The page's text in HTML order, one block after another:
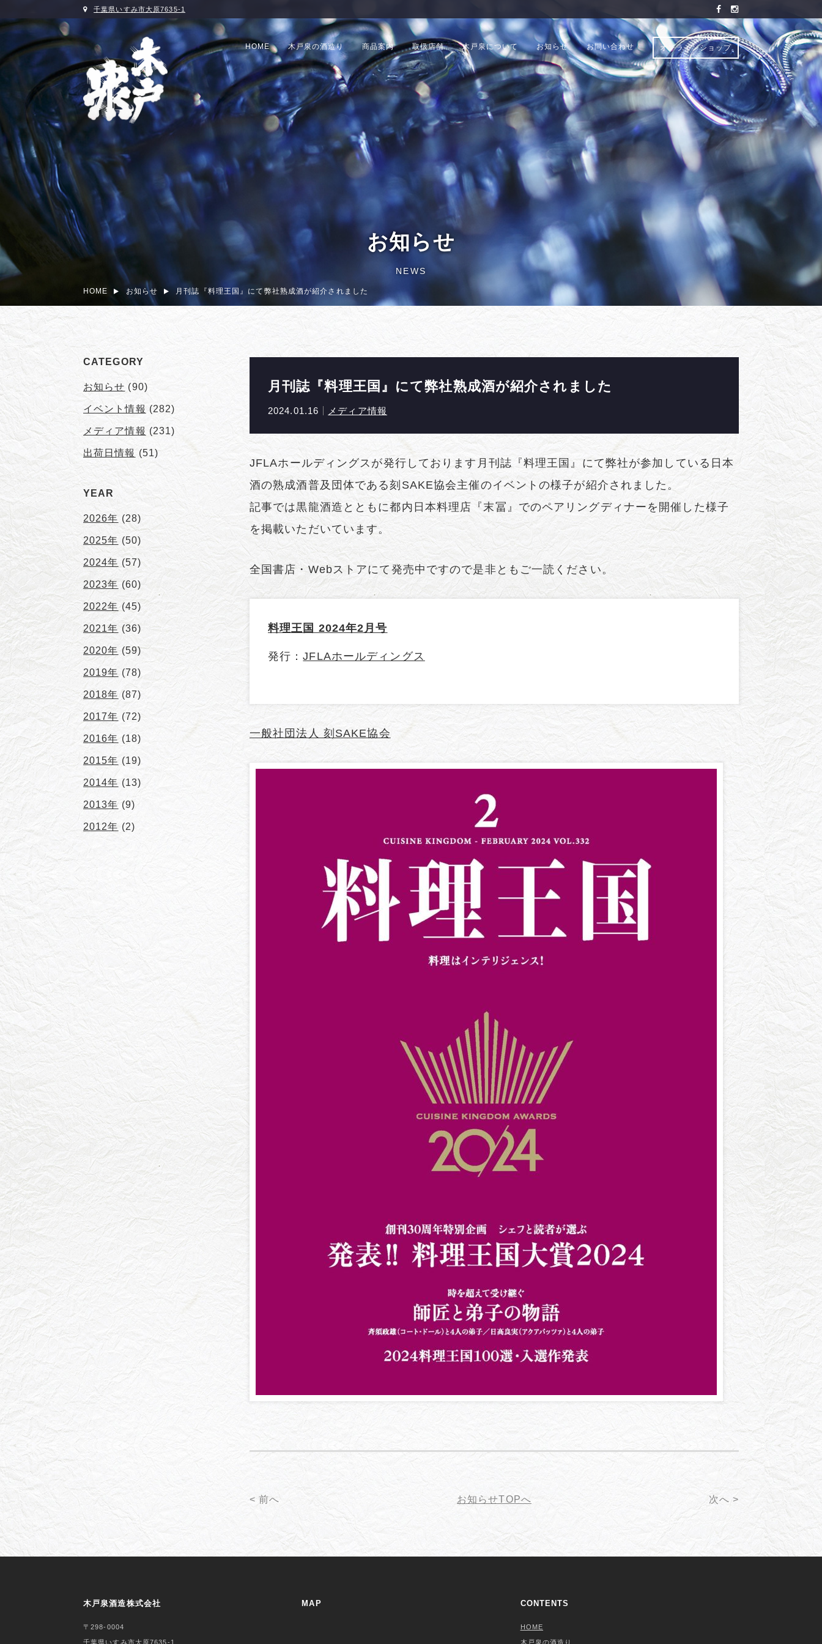
千葉県いすみ市大原7635-1
HOME 木戸泉の酒造り 商品案内 取扱店舗 木戸泉について お知らせ お問い合わせ オンラインショップ
お知らせ
NEWS
HOME お知らせ 月刊誌『料理王国』にて弊社熟成酒が紹介されました
月刊誌『料理王国』にて弊社熟成酒が紹介されました
2024.01.16 メディア情報
JFLAホールディングスが発行しております月刊誌『料理王国』にて弊社が参加している日本
酒の熟成酒普及団体である刻SAKE協会主催のイベントの様子が紹介されました。
記事では黒龍酒造とともに都内日本料理店『末冨』でのペアリングディナーを開催した様子
を掲載いただいています。
全国書店・Webストアにて発売中ですので是非ともご一読ください。
料理王国 2024年2月号
発行：JFLAホールディングス
一般社団法人 刻SAKE協会
< 前へ お知らせTOPへ 次へ >
CATEGORY
お知らせ (90)
イベント情報 (282)
メディア情報 (231)
出荷日情報 (51)
YEAR
2026年 (28)
2025年 (50)
2024年 (57)
2023年 (60)
2022年 (45)
2021年 (36)
2020年 (59)
2019年 (78)
2018年 (87)
2017年 (72)
2016年 (18)
2015年 (19)
2014年 (13)
2013年 (9)
2012年 (2)
木戸泉酒造株式会社
〒298-0004
千葉県いすみ市大原7635-1
MAP CONTENTS
HOME
木戸泉の酒造り